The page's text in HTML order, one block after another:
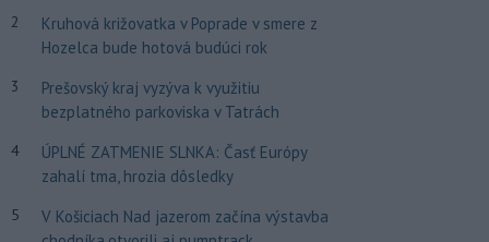
2
Kruhová križovatka v Poprade v smere z
Hozelca bude hotová budúci rok
3
Prešovský kraj vyzýva k využitiu
bezplatného parkoviska v Tatrách
4
ÚPLNÉ ZATMENIE SLNKA: Časť Európy
zahalí tma, hrozia dôsledky
5
V Košiciach Nad jazerom začína výstavba